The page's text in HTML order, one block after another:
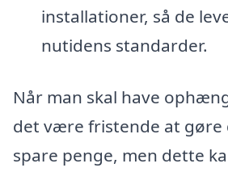
installationer, så de
nutidens standarder.
Når man skal have
det være fristende at gøre
spare penge, men dette